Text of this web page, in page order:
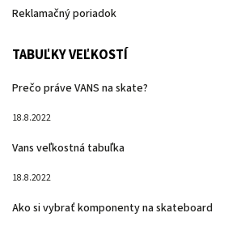
Reklamačný poriadok
TABUĽKY VEĽKOSTÍ
Prečo práve VANS na skate?
18.8.2022
Vans veľkostná tabuľka
18.8.2022
Ako si vybrať komponenty na skateboard